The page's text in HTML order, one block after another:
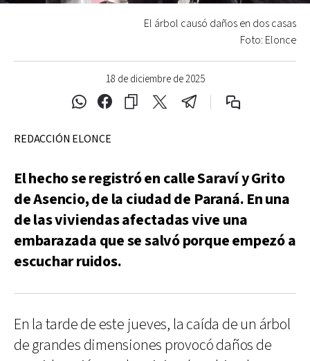
18 de diciembre de 2025
El árbol causó daños en dos casas
Foto: Elonce
REDACCIÓN ELONCE
El hecho se registró en calle Saraví y Grito
de Asencio, de la ciudad de Paraná. En una
de las viviendas afectadas vive una
embarazada que se salvó porque empezó a
escuchar ruidos.
En la tarde de este jueves, la caída de un árbol
de grandes dimensiones provocó daños de